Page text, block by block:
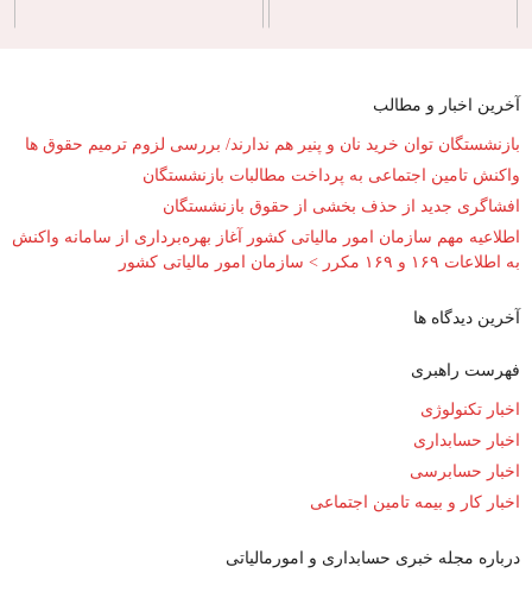
آخرین اخبار و مطالب
بازنشستگان توان خرید نان و پنیر هم ندارند/ بررسی لزوم ترمیم حقوق ها
واکنش تامین اجتماعی به پرداخت مطالبات بازنشستگان
افشاگری جدید از حذف بخشی از حقوق بازنشستگان
اطلاعیه مهم سازمان امور مالیاتی کشور آغاز بهره‌برداری از سامانه واکنش
به اطلاعات ۱۶۹ و ۱۶۹ مکرر > سازمان امور مالیاتی کشور
آخرین دیدگاه ها
فهرست راهبری
اخبار تکنولوژی
اخبار حسابداری
اخبار حسابرسی
اخبار کار و بیمه تامین اجتماعی
درباره مجله خبری حسابداری و امورمالیاتی